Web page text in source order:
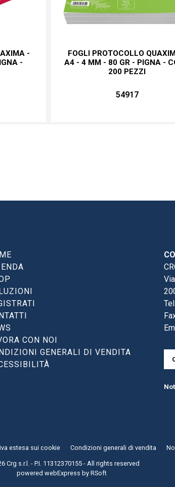
-
-
FOGLI PROTOCOLLO
A4 - 4 MM - 80 GR - PIGNA -
200 PEZZI
54917
CON NOI
GENERALI DI VENDITA
estesa sui cookie Condizioni generali di vendita
Crg s.r.l. - P.I. 11312370155 - All rights reserved
powered webExpress by RSoft